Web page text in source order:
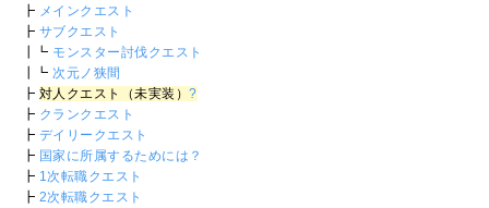
┣ メインクエスト
┣ サブクエスト
┃┗ モンスター討伐クエスト
┃┗ 次元ノ狭間
┣ 対人クエスト（未実装）?
┣ クランクエスト
┣ デイリークエスト
┣ 国家に所属するためには？
┣ 1次転職クエスト
┣ 2次転職クエスト